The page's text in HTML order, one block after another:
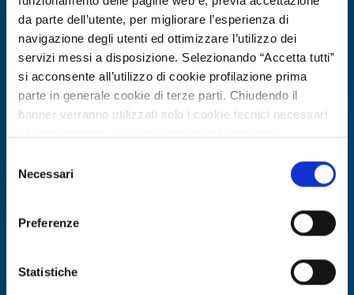
da parte dell’utente, per migliorare l’esperienza di
navigazione degli utenti ed ottimizzare l’utilizzo dei
servizi messi a disposizione. Selezionando “Accetta tutti”
si acconsente all’utilizzo di cookie profilazione prima
parte in generale cookie di terze parti. Chiudendo il
banner verranno utilizzati solo i cookie tecnici necessari
Per conoscere i dettagli, consulta la nostra cookie policy.
https://www.openinnovation.regione.lombardia.it/it/co
https://www.openinnovation.regione.lombardia.it/it/pr
delNecessari
Preferenze
Statistiche
Business offer
software AI, analisi dati e sistemi
ID: BOTR20260225001